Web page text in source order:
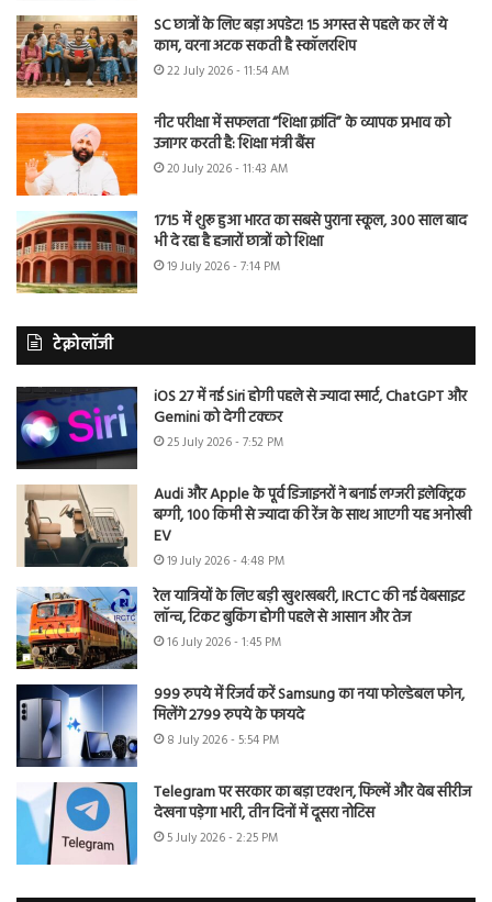
SC छात्रों के लिए बड़ा अपडेट! 15 अगस्त से पहले कर लें ये
काम, वरना अटक सकती है स्कॉलरशिप
22 July 2026 - 11:54 AM
नीट परीक्षा में सफलता “शिक्षा क्रांति” के व्यापक प्रभाव को
उजागर करती है: शिक्षा मंत्री बैंस
20 July 2026 - 11:43 AM
1715 में शुरू हुआ भारत का सबसे पुराना स्कूल, 300 साल बाद
भी दे रहा है हजारों छात्रों को शिक्षा
19 July 2026 - 7:14 PM
टेक्नोलॉजी
iOS 27 में नई Siri होगी पहले से ज्यादा स्मार्ट, ChatGPT और
Gemini को देगी टक्कर
25 July 2026 - 7:52 PM
Audi और Apple के पूर्व डिजाइनरों ने बनाई लग्जरी इलेक्ट्रिक
बग्गी, 100 किमी से ज्यादा की रेंज के साथ आएगी यह अनोखी
EV
19 July 2026 - 4:48 PM
रेल यात्रियों के लिए बड़ी खुशखबरी, IRCTC की नई वेबसाइट
लॉन्च, टिकट बुकिंग होगी पहले से आसान और तेज
16 July 2026 - 1:45 PM
999 रुपये में रिजर्व करें Samsung का नया फोल्डेबल फोन,
मिलेंगे 2799 रुपये के फायदे
8 July 2026 - 5:54 PM
Telegram पर सरकार का बड़ा एक्शन, फिल्में और वेब सीरीज
देखना पड़ेगा भारी, तीन दिनों में दूसरा नोटिस
5 July 2026 - 2:25 PM